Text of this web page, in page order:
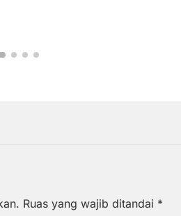
Ruas yang wajib ditandai *